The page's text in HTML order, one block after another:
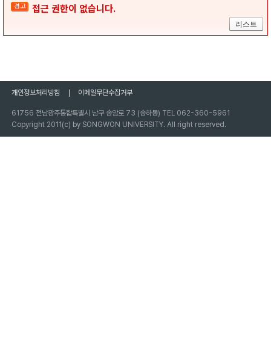
경고 접근 권한이 없습니다.
리스트
개인정보처리방침 이메일무단수집거부
61756 전남광주통합특별시 남구 송암로 73 (송하동) TEL 062-360-5961
Copyright 2011(c) by SONGWON UNIVERSITY. All right reserved.